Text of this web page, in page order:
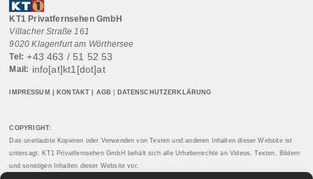
KT1 Privatfernsehen GmbH
Villacher Straße 161
9020 Klagenfurt am Wörthersee
Tel: +43 463 / 51 52 53
Mail: info[at]kt1[dot]at
IMPRESSUM KONTAKT AGB DATENSCHUTZERKLÄRUNG
COPYRIGHT:
Das unerlaubte Kopieren oder Verwenden von Texten und anderen Inhalten dieser Website ist
untersagt. KT1 Privatfernsehen GmbH behält sich alle Urheberrechte an Videos, Texten, Bildern
und sonstigen Inhalten dieser Website vor.